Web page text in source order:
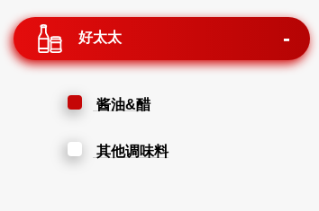
好太太
酱油&醋
其他调味料